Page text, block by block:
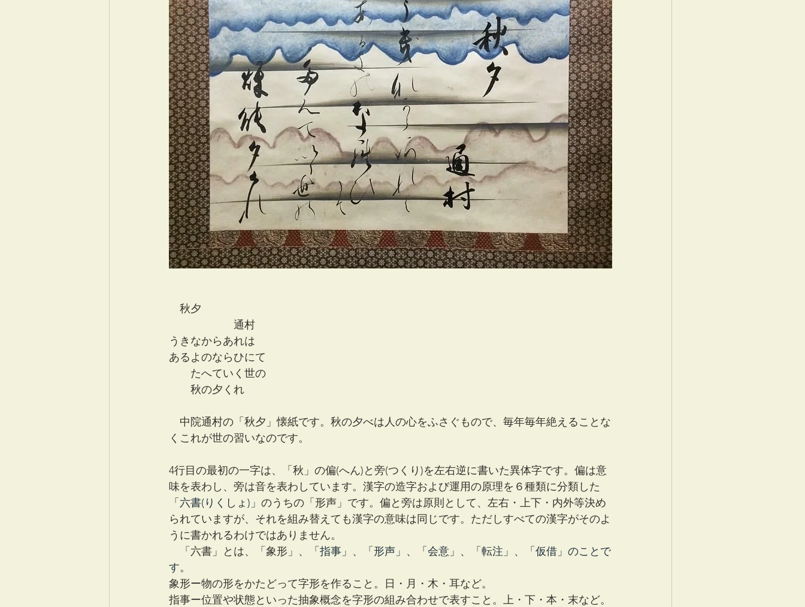
秋夕
通村
うきなからあれは
あるよのならひにて
たへていく世の
秋の夕くれ
中院通村の「秋夕」懐紙です。秋の夕べは人の心をふさぐもので、毎年毎年絶えることな
くこれが世の習いなのです。
4行目の最初の一字は、「秋」の偏(へん)と旁(つくり)を左右逆に書いた異体字です。偏は意
味を表わし、旁は音を表わしています。漢字の造字および運用の原理を６種類に分類した
「六書(りくしょ)」 のうちの「形声」です。偏と旁は原則として、左右・上下・内外等決め
られていますが、それを組み替えても漢字の意味は同じです。ただしすべての漢字がそのよ
うに書かれるわけではありません。
「六書」とは、「象形」、「 指事」、「形声」、「会意」、「転注」、「仮借」のことで
す。
象形ー物の形をかたどって字形を作ること。日・月・木・耳など。
指事ー位置や状態といった抽象概念を字形の組み合わせで表すこと。上・下・本・末など。